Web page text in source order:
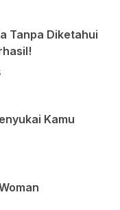
Tanpa Diketahui
Kamu